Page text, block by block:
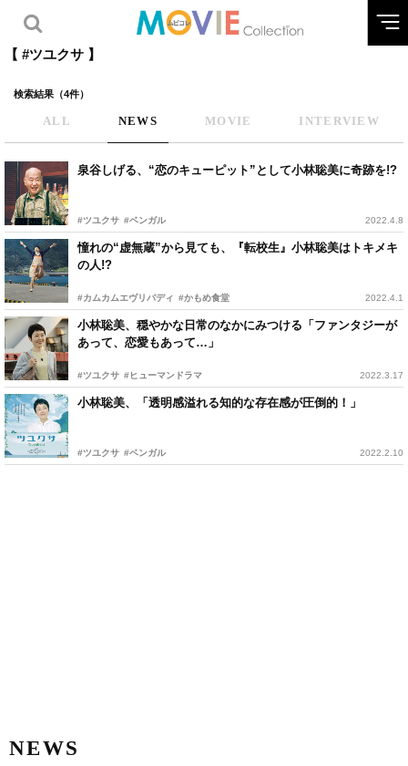
【 #ツユクサ 】
検索結果（4件）
ALL NEWS MOVIE INTERVIEW
泉谷しげる、“恋のキューピット”として小林聡美に奇跡を!?
#ツユクサ #ベンガル 2022.4.8
憧れの“虚無蔵”から見ても、『転校生』小林聡美はトキメキ
の人!?
#カムカムエヴリバディ #かもめ食堂 2022.4.1
小林聡美、穏やかな日常のなかにみつける「ファンタジーが
あって、恋愛もあって…」
#ツユクサ #ヒューマンドラマ 2022.3.17
小林聡美、「透明感溢れる知的な存在感が圧倒的！」
#ツユクサ #ベンガル 2022.2.10
NEWS